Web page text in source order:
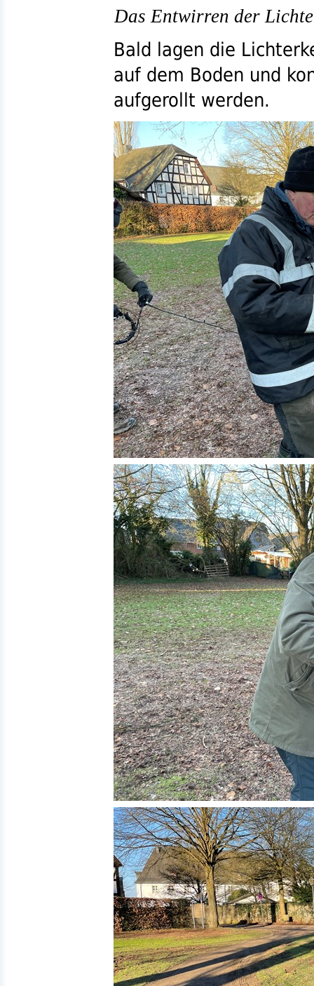
Das Entwirren der
Bald lagen die
auf dem Boden und
aufgerollt werden.